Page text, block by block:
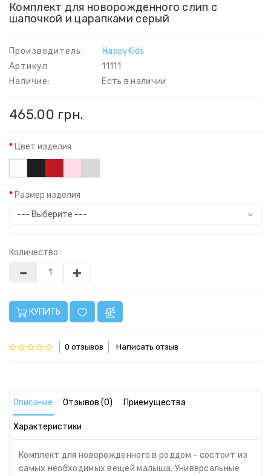
Комплект для новорожденного слип с
шапочкой и царапками серый
Производитель:
HappyKids
Артикул
11111
Наличие:
Есть в наличии
465.00 грн.
Цвет изделия
Размер изделия
Количество :
КУПИТЬ
0 отзывов Написать отзыв
Описание Отзывов (0) Приемущества
Характеристики
Комплект для новорожденного в роддом - состоит из
самых необходимых вещей малыша. Универсальные